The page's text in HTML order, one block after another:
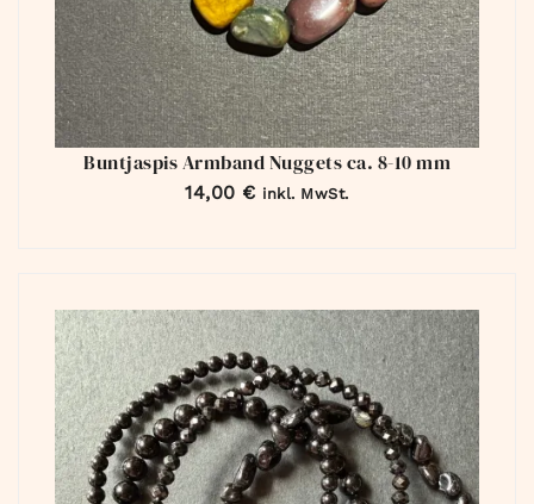
Buntjaspis Armband Nuggets ca. 8-10 mm
14,00 € inkl. MwSt.